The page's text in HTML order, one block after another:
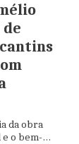
da obra
o bem-